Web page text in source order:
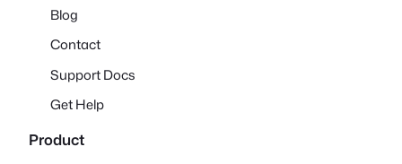
Blog
Contact
Support Docs
Get Help
Product